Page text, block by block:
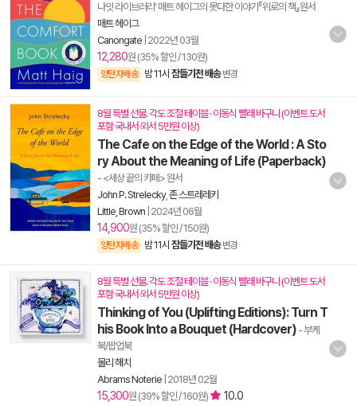
나잇 라이브러리' 매트 헤이그의 못다한 이야기『위로의 책』원서
매트 헤이그
Canongate 2022년 03월
12,280원 (35% 할인 / 130원)
양탄자배송 밤 11시 잠들기전 배송 변경
8월 특별 선물. 각도 조절 테이블 · 이동식 빨래 바구니 (이벤트 도서
포함 국내서·외서 5만원 이상)
The Cafe on the Edge of the World : A Sto
ry About the Meaning of Life (Paperback)
- <세상 끝의 카페> 원서
John P. Strelecky, 존 스트레레키
Little, Brown 2024년 06월
14,900원 (35% 할인 / 150원)
양탄자배송 밤 11시 잠들기전 배송 변경
8월 특별 선물. 각도 조절 테이블 · 이동식 빨래 바구니 (이벤트 도서
포함 국내서·외서 5만원 이상)
Thinking of You (Uplifting Editions): Turn T
his Book Into a Bouquet (Hardcover) - 부케
북/팝업북
몰리 해치
Abrams Noterie 2018년 02월
15,300원 (39% 할인 / 160원) 10.0